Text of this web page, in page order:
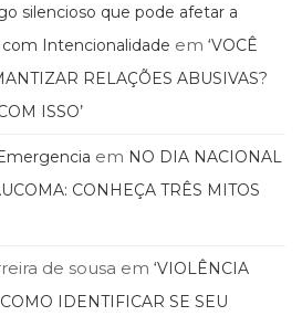
silencioso que pode afetar a
Intencionalidade em ‘VOCÊ
RELAÇÕES ABUSIVAS?
ISSO’
em NO DIA NACIONAL
CONHEÇA TRÊS MITOS
de sousa em ‘VIOLÊNCIA
IDENTIFICAR SE SEU